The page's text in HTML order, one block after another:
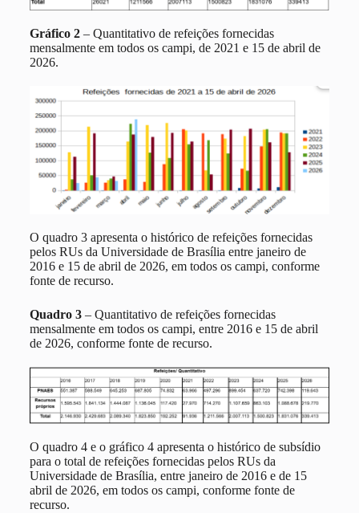
Gráfico 2– Quantitativo de refeições fornecidas
mensalmente em todos os campi, de 2021 e 15 de abril de
2026.
O quadro 3 apresenta o histórico de refeições fornecidas
pelos RUs da Universidade de Brasília entre janeiro de
2016 e 15 de abril de 2026, em todos os campi, conforme
fonte de recurso.
Quadro 3– Quantitativo de refeições fornecidas
mensalmente em todos os campi, entre 2016 e 15 de abril
de 2026, conforme fonte de recurso.
O quadro 4 e o gráfico 4 apresenta o histórico de subsídio
para o total de refeições fornecidas pelos RUs da
Universidade de Brasília, entre janeiro de 2016 e de 15
abril de 2026, em todos os campi, conforme fonte de
recurso.